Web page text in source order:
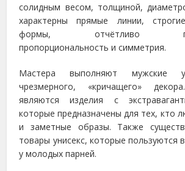
солидным весом, толщиной,
характерны прямые линии,
формы, отчётливо
пропорциональность и симметрия.
Мастера выполняют мужские
чрезмерного, «кричащего»
являются изделия с
которые предназначены для тех, кто
и заметные образы. Также
товары унисекс, которые пользуются
у молодых парней.